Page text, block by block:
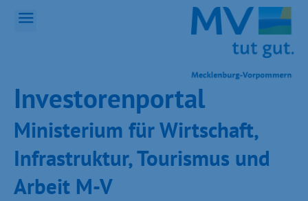
Inves­toren­por­tal
Ministeri­um für Wirt­schaft,
Infra­struk­tur, Tou­ris­mus und
Ar­beit M-V